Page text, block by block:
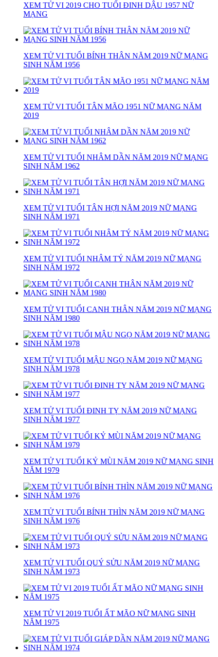
XEM TỬ VI 2019 CHO TUỔI ĐINH DẬU 1957 NỮ
MẠNG
XEM TỬ VI TUỔI BÍNH THÂN NĂM 2019 NỮ MẠNG
SINH NĂM 1956
XEM TỬ VI TUỔI TÂN MÃO 1951 NỮ MẠNG NĂM
2019
XEM TỬ VI TUỔI NHÂM DẦN NĂM 2019 NỮ MẠNG
SINH NĂM 1962
XEM TỬ VI TUỔI TÂN HỢI NĂM 2019 NỮ MẠNG
SINH NĂM 1971
XEM TỬ VI TUỔI NHÂM TÝ NĂM 2019 NỮ MẠNG
SINH NĂM 1972
XEM TỬ VI TUỔI CANH THÂN NĂM 2019 NỮ MẠNG
SINH NĂM 1980
XEM TỬ VI TUỔI MẬU NGỌ NĂM 2019 NỮ MẠNG
SINH NĂM 1978
XEM TỬ VI TUỔI ĐINH TỴ NĂM 2019 NỮ MẠNG
SINH NĂM 1977
XEM TỬ VI TUỔI KỶ MÙI NĂM 2019 NỮ MẠNG SINH
NĂM 1979
XEM TỬ VI TUỔI BÍNH THÌN NĂM 2019 NỮ MẠNG
SINH NĂM 1976
XEM TỬ VI TUỔI QUÝ SỬU NĂM 2019 NỮ MẠNG
SINH NĂM 1973
XEM TỬ VI 2019 TUỔI ẤT MÃO NỮ MẠNG SINH
NĂM 1975